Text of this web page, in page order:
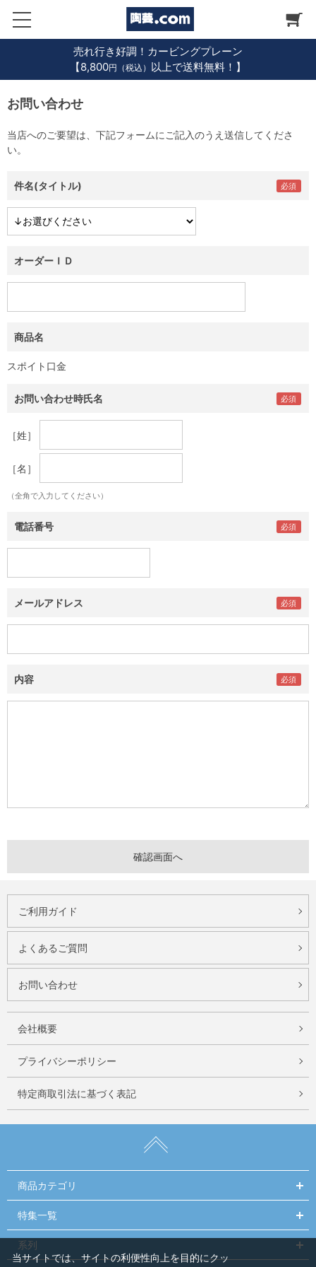
売れ行き好調！カービングプレーン
【8,800円（税込） 以上で送料無料！】
お問い合わせ
当店へのご要望は、下記フォームにご記入のうえ送信してくださ
い。
件名(タイトル)
オーダーＩＤ
商品名
スポイト口金
お問い合わせ時氏名
［姓］
［名］
（全角で入力してください）
電話番号
メールアドレス
内容
ご利用ガイド
よくあるご質問
お問い合わせ
会社概要
プライバシーポリシー
特定商取引法に基づく表記
商品カテゴリ
特集一覧
系列
当サイトでは、サイトの利便性向上を目的にクッ